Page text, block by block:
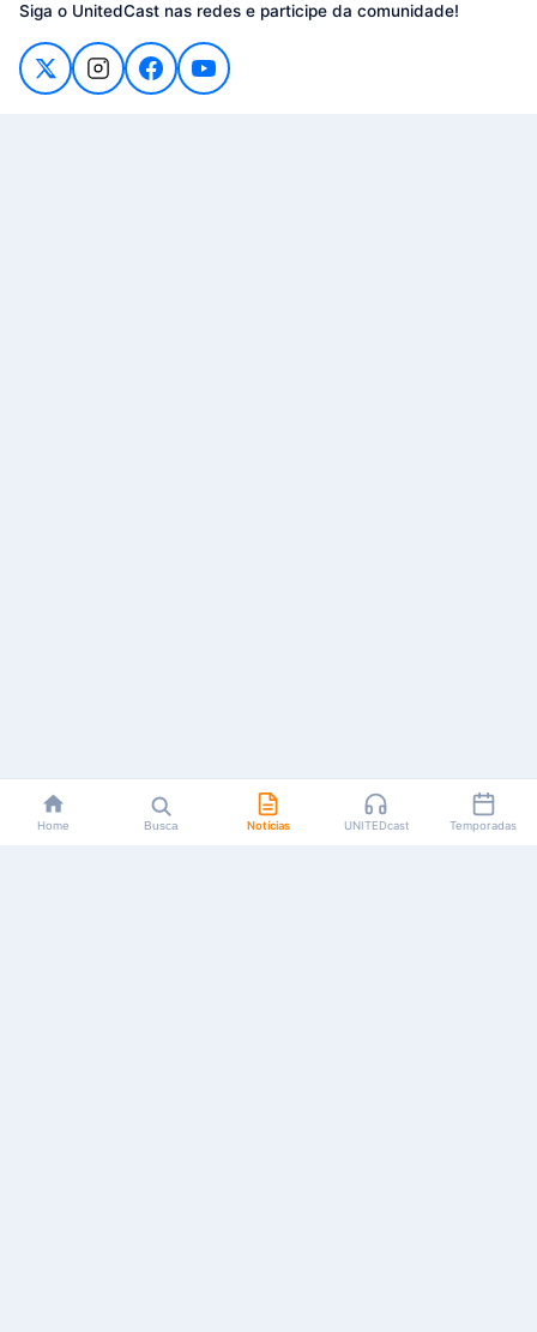
Siga o UnitedCast nas redes e participe da comunidade!
Home Busca Notícias UNITEDcast Temporadas